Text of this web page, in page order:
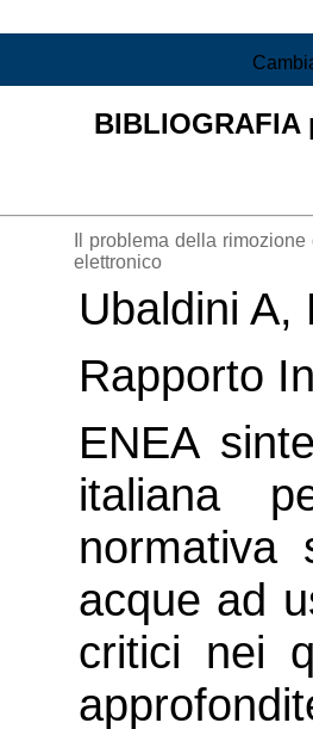
Il problema della
elettronico
Ubaldini
Rapporto
ENEA
italiana
normativa
acque ad
critici nei